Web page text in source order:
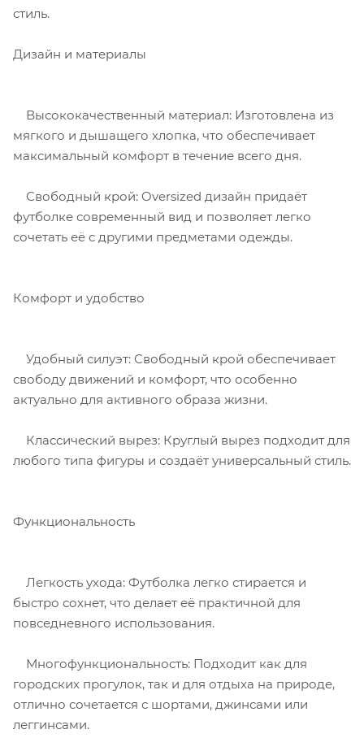
стиль.
Дизайн и материалы
Высококачественный материал: Изготовлена из
мягкого и дышащего хлопка, что обеспечивает
максимальный комфорт в течение всего дня.
Свободный крой: Oversized дизайн придаёт
футболке современный вид и позволяет легко
сочетать её с другими предметами одежды.
Комфорт и удобство
Удобный силуэт: Свободный крой обеспечивает
свободу движений и комфорт, что особенно
актуально для активного образа жизни.
Классический вырез: Круглый вырез подходит для
любого типа фигуры и создаёт универсальный стиль.
Функциональность
Легкость ухода: Футболка легко стирается и
быстро сохнет, что делает её практичной для
повседневного использования.
Многофункциональность: Подходит как для
городских прогулок, так и для отдыха на природе,
отлично сочетается с шортами, джинсами или
леггинсами.